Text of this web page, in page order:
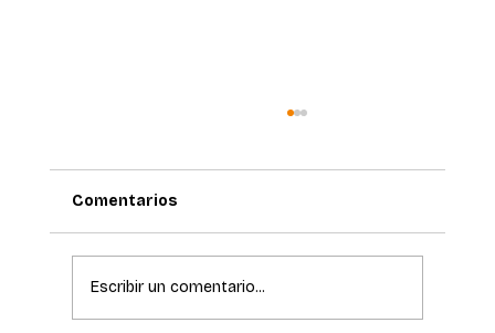
Comentarios
Escribir un comentario...